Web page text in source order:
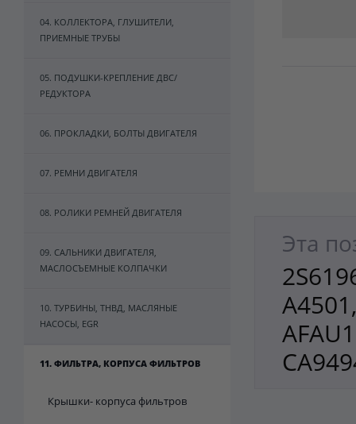
04. КОЛЛЕКТОРА, ГЛУШИТЕЛИ,
ПРИЕМНЫЕ ТРУБЫ
05. ПОДУШКИ-КРЕПЛЕНИЕ ДВС/
РЕДУКТОРА
06. ПРОКЛАДКИ, БОЛТЫ ДВИГАТЕЛЯ
07. РЕМНИ ДВИГАТЕЛЯ
08. РОЛИКИ РЕМНЕЙ ДВИГАТЕЛЯ
09. САЛЬНИКИ ДВИГАТЕЛЯ,
МАСЛОСЪЕМНЫЕ КОЛПАЧКИ
10. ТУРБИНЫ, ТНВД, МАСЛЯНЫЕ
НАСОСЫ, EGR
11. ФИЛЬТРА, КОРПУСА ФИЛЬТРОВ
Крышки- корпуса фильтров
Эта